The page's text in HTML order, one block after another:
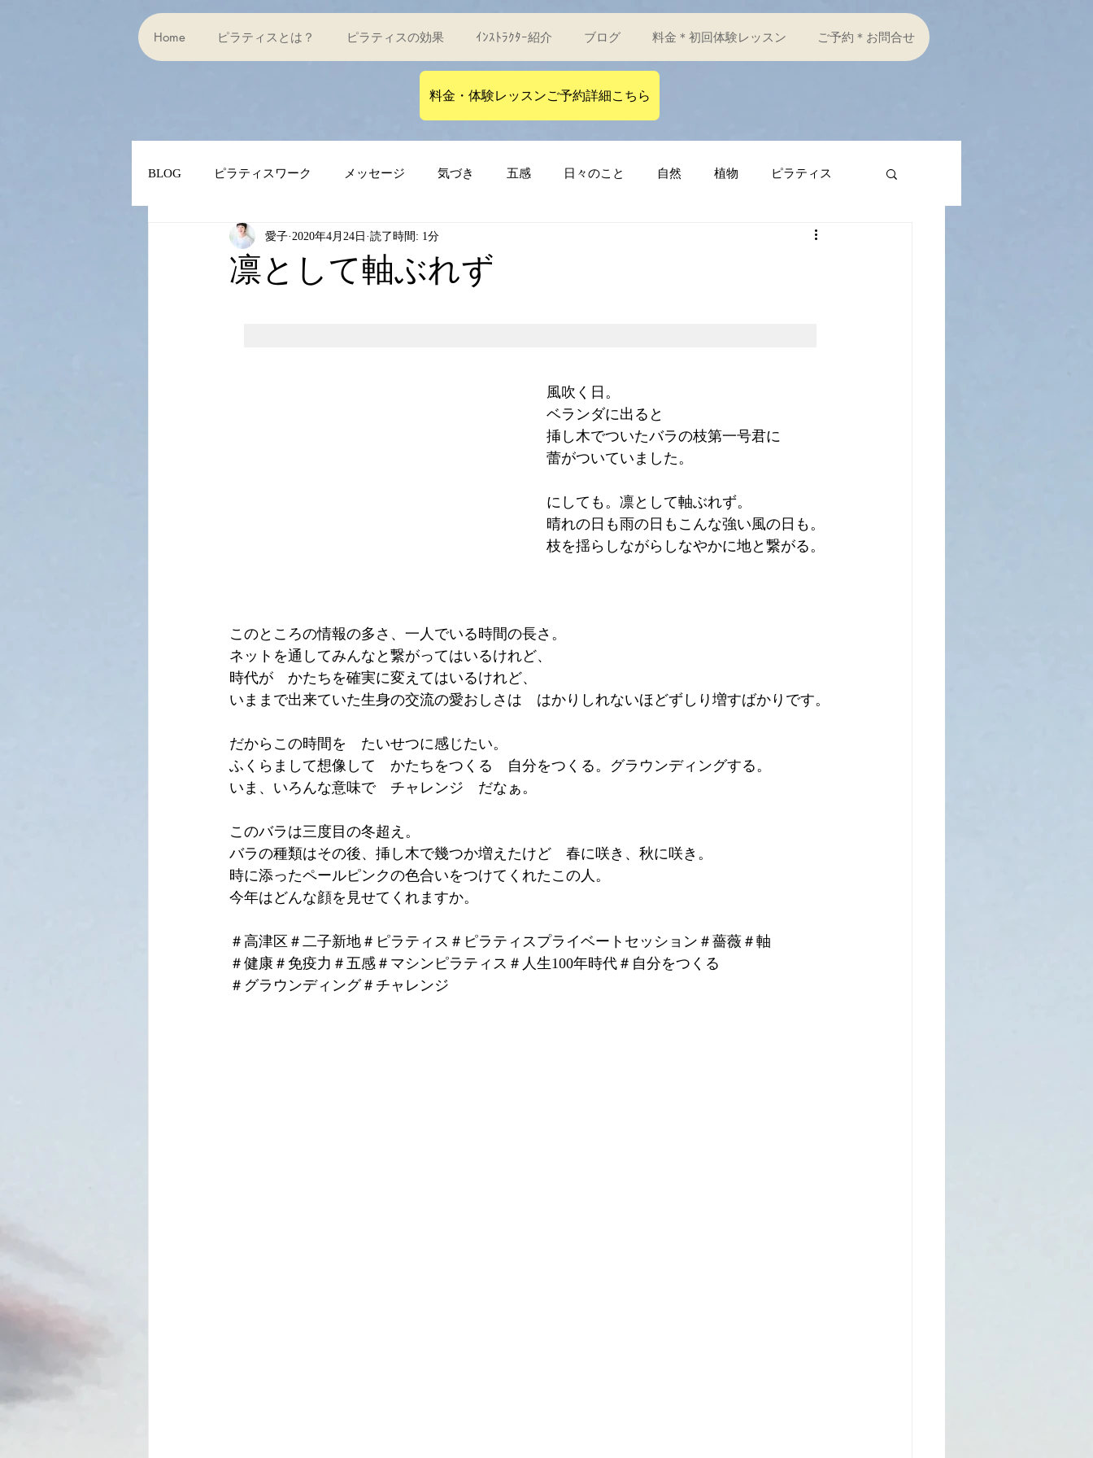
Home ピラティスとは？ ピラティスの効果 ｲﾝｽﾄﾗｸﾀｰ紹介 ブログ 料金＊初回体験レッスン ご予約＊お問合せ
料金・体験レッスンご予約詳細こちら
BLOG ピラティスワーク メッセージ 気づき 五感 日々のこと 自然 植物 ピラティス
ピラティス１０の原則 にんげんのからだ
凛として軸ぶれず
愛子 2020年4月24日 読了時間: 1分
風吹く日。
ベランダに出ると
挿し木でついたバラの枝第一号君に
蕾がついていました。
にしても。凛として軸ぶれず。
晴れの日も雨の日もこんな強い風の日も。
枝を揺らしながらしなやかに地と繋がる。
このところの情報の多さ、一人でいる時間の長さ。
ネットを通してみんなと繋がってはいるけれど、
時代が　かたちを確実に変えてはいるけれど、
いままで出来ていた生身の交流の愛おしさは　はかりしれないほどずしり増すばかりです。
だからこの時間を　たいせつに感じたい。
ふくらまして想像して　かたちをつくる　自分をつくる。グラウンディングする。
いま、いろんな意味で　チャレンジ　だなぁ。
このバラは三度目の冬超え。
バラの種類はその後、挿し木で幾つか増えたけど　春に咲き、秋に咲き。
時に添ったペールピンクの色合いをつけてくれたこの人。
今年はどんな顔を見せてくれますか。
＃高津区＃二子新地＃ピラティス＃ピラティスプライベートセッション＃薔薇＃軸
＃健康＃免疫力＃五感＃マシンピラティス＃人生100年時代＃自分をつくる
＃グラウンディング＃チャレンジ